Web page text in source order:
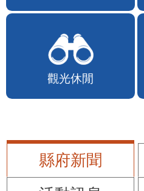
觀光休閒
縣府新聞